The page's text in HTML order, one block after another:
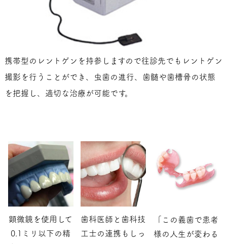
携帯型のレントゲンを持参しますので往診先でもレントゲン
撮影を行うことができ、虫歯の進行、歯髄や歯槽骨の状態
を把握し、適切な治療が可能です。
顕微鏡を使用して
0.1ミリ以下の精
歯科医師と歯科技
工士の連携もしっ
「この義歯で患者
様の人生が変わる